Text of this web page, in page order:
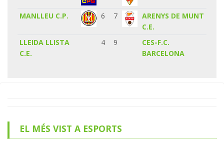
MANLLEU C.P. 6 7
ARENYS DE MUNT
C.E.
LLEIDA LLISTA
C.E.
4 9
CES-F.C.
BARCELONA
EL MÉS VIST A ESPORTS